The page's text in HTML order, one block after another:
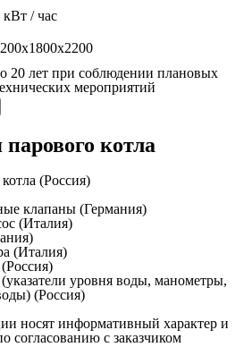
кВт / час
20 лет при соблюдении плановых
мероприятий
котла
(Россия)
клапаны (Германия)
(Италия)
(Италия)
уровня воды, манометры,
(Россия)
носят информативный характер и
согласованию с заказчиком